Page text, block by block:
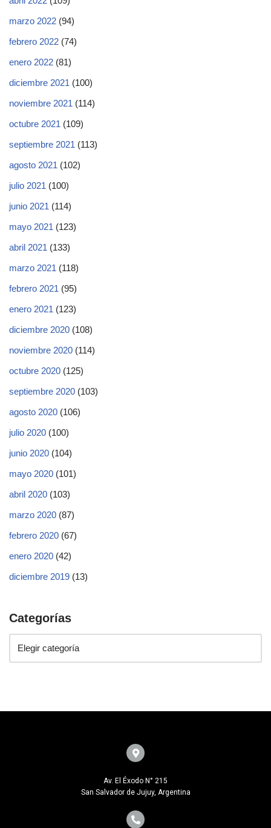
marzo 2022 (94)
febrero 2022 (74)
enero 2022 (81)
diciembre 2021 (100)
noviembre 2021 (114)
octubre 2021 (109)
septiembre 2021 (113)
agosto 2021 (102)
julio 2021 (100)
junio 2021 (114)
mayo 2021 (123)
abril 2021 (133)
marzo 2021 (118)
febrero 2021 (95)
enero 2021 (123)
diciembre 2020 (108)
noviembre 2020 (114)
octubre 2020 (125)
septiembre 2020 (103)
agosto 2020 (106)
julio 2020 (100)
junio 2020 (104)
mayo 2020 (101)
abril 2020 (103)
marzo 2020 (87)
febrero 2020 (67)
enero 2020 (42)
diciembre 2019 (13)
Categorías
Av. El Éxodo N° 215
San Salvador de Jujuy, Argentina